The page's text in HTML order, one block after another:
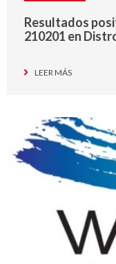
Resultados
210201 en
LEER MÁS